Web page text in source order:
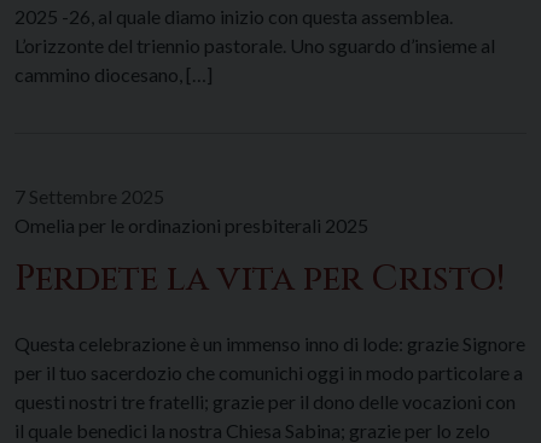
2025 -26, al quale diamo inizio con questa assemblea.
L’orizzonte del triennio pastorale. Uno sguardo d’insieme al
cammino diocesano, […]
7 Settembre 2025
Omelia per le ordinazioni presbiterali 2025
Perdete la vita per Cristo!
Questa celebrazione è un immenso inno di lode: grazie Signore
per il tuo sacerdozio che comunichi oggi in modo particolare a
questi nostri tre fratelli; grazie per il dono delle vocazioni con
il quale benedici la nostra Chiesa Sabina; grazie per lo zelo